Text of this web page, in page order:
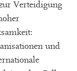
Verteidigung
und